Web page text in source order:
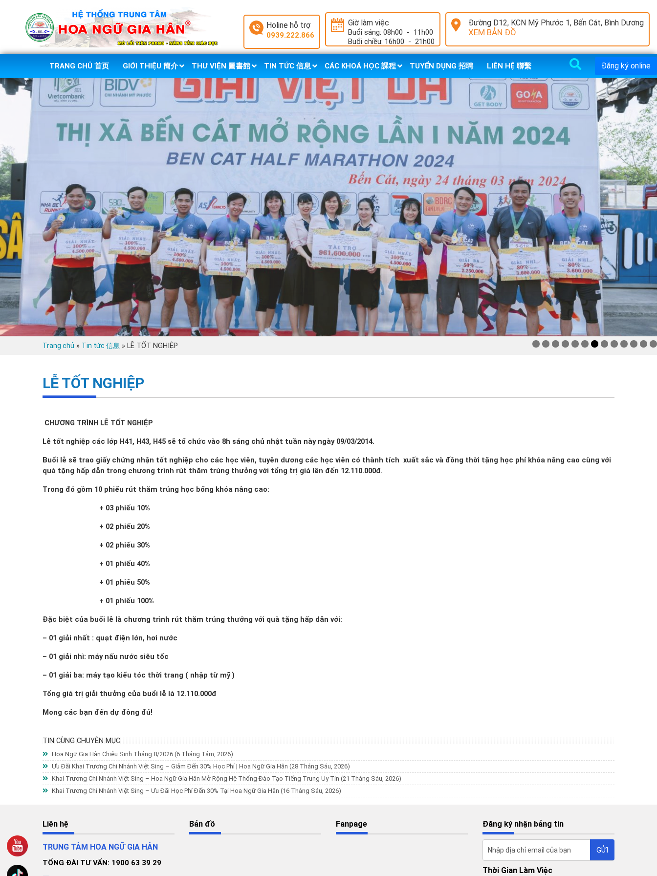
Holine hỗ trợ
0939.222.866
Giờ làm việc
Buổi sáng: 08h00 - 11h00
Buổi chiều: 16h00 - 21h00
Đường D12, KCN Mỹ Phước 1, Bến Cát, Bình Dương
XEM BẢN ĐỒ
TRANG CHỦ 首页 GIỚI THIỆU 簡介 THƯ VIỆN 圖書館 TIN TỨC 信息 CÁC KHOÁ HỌC 課程 TUYỂN DỤNG 招聘 LIÊN HỆ 聯繫
Trang chủ » Tin tức 信息 » LỄ TỐT NGHIỆP
LỄ TỐT NGHIỆP
CHƯƠNG TRÌNH LỄ TỐT NGHIỆP
Lễ tốt nghiệp các lớp H41, H43, H45 sẽ tổ chức vào 8h sáng chủ nhật tuần này ngày 09/03/2014.
Buổi lễ sẽ trao giấy chứng nhận tốt nghiệp cho các học viên, tuyên dương các học viên có thành tích xuất sắc và đồng thời tặng học phí khóa nâng cao cùng với
quà tặng hấp dẫn trong chương trình rút thăm trúng thưởng với tổng trị giá lên đến 12.110.000đ.
Trong đó gồm 10 phiếu rút thăm trúng học bổng khóa nâng cao:
+ 03 phiếu 10%
+ 02 phiếu 20%
+ 02 phiếu 30%
+ 01 phiếu 40%
+ 01 phiếu 50%
+ 01 phiếu 100%
Đặc biệt của buổi lễ là chương trình rút thăm trúng thưởng với quà tặng hấp dẫn với:
– 01 giải nhất : quạt điện lớn, hơi nước
– 01 giải nhì: máy nấu nước siêu tốc
– 01 giải ba: máy tạo kiểu tóc thời trang ( nhập từ mỹ )
Tổng giá trị giải thưởng của buổi lễ là 12.110.000đ
Mong các bạn đến dự đông đủ!
TIN CÙNG CHUYÊN MỤC
Hoa Ngữ Gia Hân Chiêu Sinh Tháng 8/2026 (6 Tháng Tám, 2026)
Ưu Đãi Khai Trương Chi Nhánh Việt Sing – Giảm Đến 30% Học Phí | Hoa Ngữ Gia Hân (28 Tháng Sáu, 2026)
Khai Trương Chi Nhánh Việt Sing – Hoa Ngữ Gia Hân Mở Rộng Hệ Thống Đào Tạo Tiếng Trung Uy Tín (21 Tháng Sáu, 2026)
Khai Trương Chi Nhánh Việt Sing – Ưu Đãi Học Phí Đến 30% Tại Hoa Ngữ Gia Hân (16 Tháng Sáu, 2026)
Liên hệ
TRUNG TÂM HOA NGỮ GIA HÂN
TỔNG ĐÀI TƯ VẤN: 1900 63 39 29
Bản đồ Fanpage Đăng ký nhận bảng tin
Thời Gian Làm Việc
Đăng ký online